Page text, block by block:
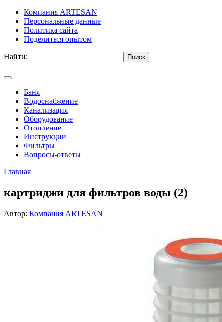
Компания ARTESAN
Персональные данные
Политика сайта
Поделиться опытом
Найти:
Баня
Водоснабжение
Канализация
Оборудование
Отопление
Инструкции
Фильтры
Вопросы-ответы
Главная
картриджи для фильтров воды (2)
Автор: Компания ARTESAN